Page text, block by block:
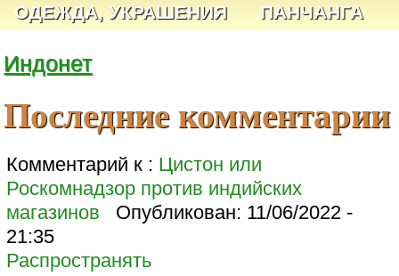
ОДЕЖДА, УКРАШЕНИЯ
ПАНЧАНГА
Индонет
Последние комментарии
Комментарий к : Цистон или
Роскомнадзор против индийских
магазинов
Опубликован: 11/06/2022 -
21:35
Распространять